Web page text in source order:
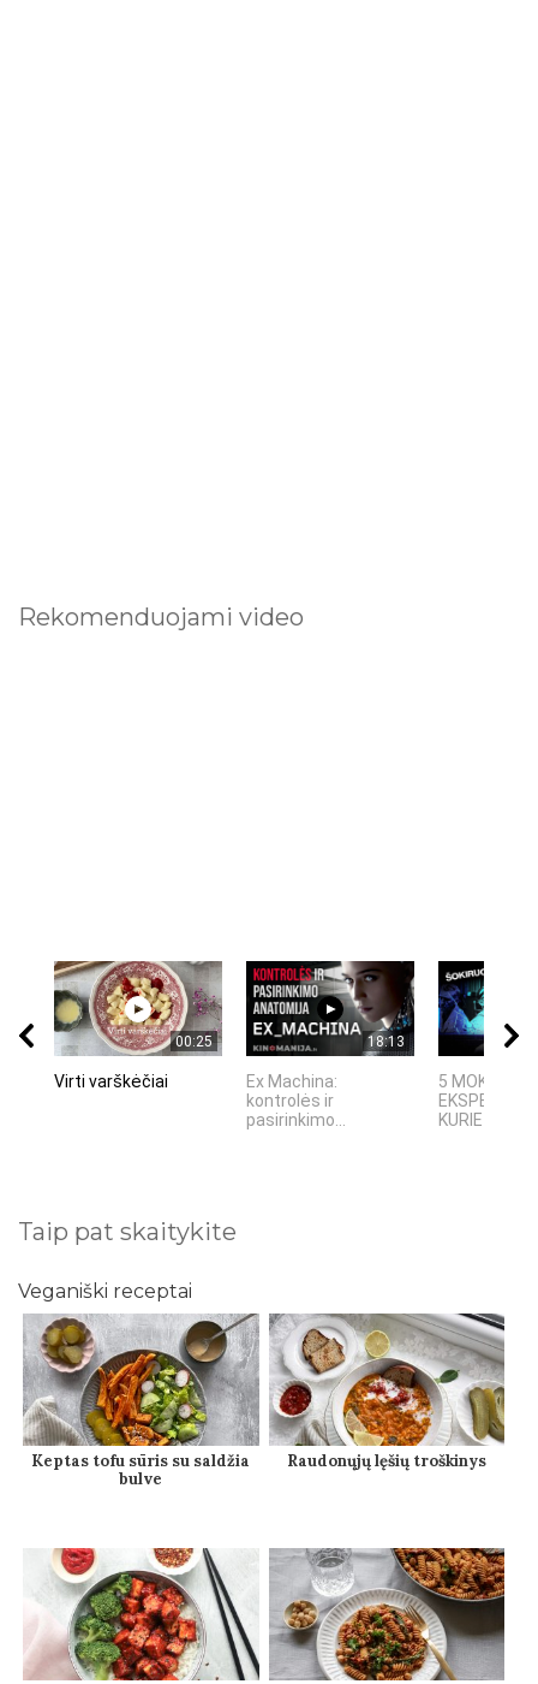
Rekomenduojami video
00:25
Virti varškėčiai
18:13
Ex Machina:
kontrolės ir
pasirinkimo...
5 MOKSLINIAI
KURIE
Taip pat skaitykite
Veganiški receptai
Keptas tofu sūris su saldžia
bulve
Raudonųjų lęšių troškinys